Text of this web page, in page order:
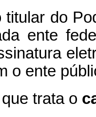
do
ente
o ente
trata o